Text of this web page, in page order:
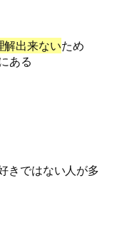
解出来ないため
ある
きではない人が多